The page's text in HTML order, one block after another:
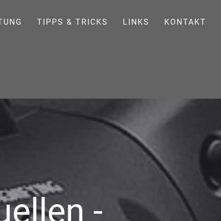
TIPPS & TRICKS LINKS KONTAKT
-